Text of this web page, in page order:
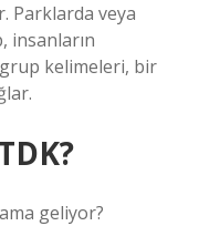
Parklarda veya
insanların
kelimeleri, bir
geliyor?